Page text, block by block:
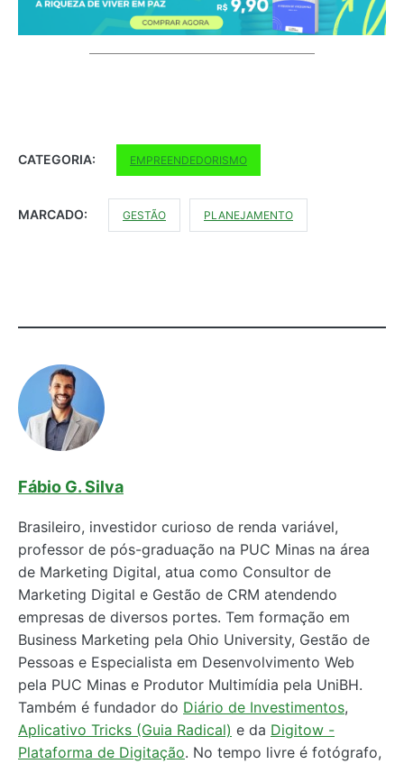
CATEGORIA: EMPREENDEDORISMO
MARCADO: GESTÃO PLANEJAMENTO
Fábio G. Silva
Brasileiro, investidor curioso de renda variável,
professor de pós-graduação na PUC Minas na área
de Marketing Digital, atua como Consultor de
Marketing Digital e Gestão de CRM atendendo
empresas de diversos portes. Tem formação em
Business Marketing pela Ohio University, Gestão de
Pessoas e Especialista em Desenvolvimento Web
pela PUC Minas e Produtor Multimídia pela UniBH.
Também é fundador do Diário de Investimentos,
Aplicativo Tricks (Guia Radical) e da Digitow -
Plataforma de Digitação. No tempo livre é fotógrafo,